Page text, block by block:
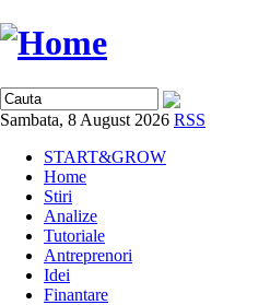
Sambata, 8 August 2026 RSS
START&GROW
Home
Stiri
Analize
Tutoriale
Antreprenori
Idei
Finantare